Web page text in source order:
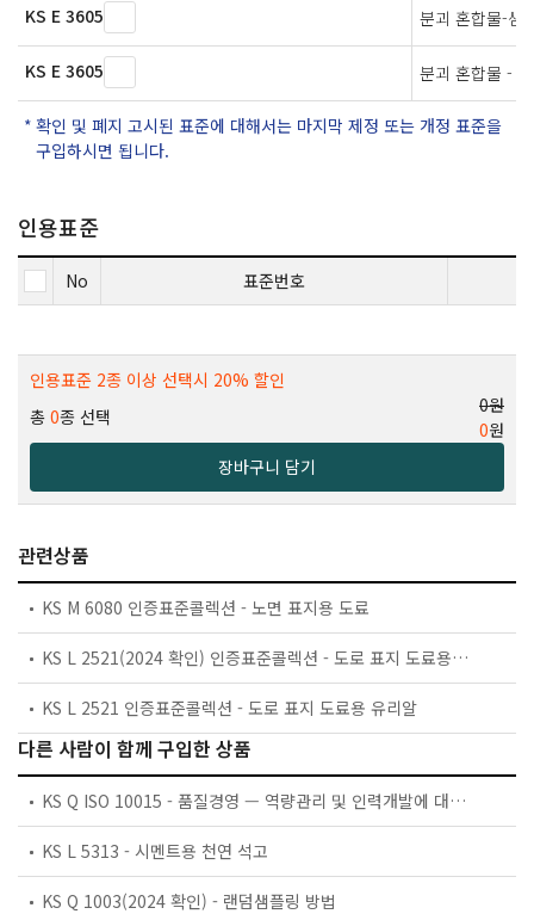
KS E 3605 분괴 혼합물-샘
KS E 3605 분괴 혼합물 -
확인 및 폐지 고시된 표준에 대해서는 마지막 제정 또는 개정 표준을
구입하시면 됩니다.
인용표준
No 표준번호
인용표준 2종 이상 선택시 20% 할인
총 0종 선택
0원
0원
장바구니 담기
관련상품
KS M 6080 인증표준콜렉션 - 노면 표지용 도료
KS L 2521(2024 확인) 인증표준콜렉션 - 도로 표지 도료용 유리알
KS L 2521 인증표준콜렉션 - 도로 표지 도료용 유리알
다른 사람이 함께 구입한 상품
KS Q ISO 10015 - 품질경영 — 역량관리 및 인력개발에 대한 가이드라인
KS L 5313 - 시멘트용 천연 석고
KS Q 1003(2024 확인) - 랜덤샘플링 방법